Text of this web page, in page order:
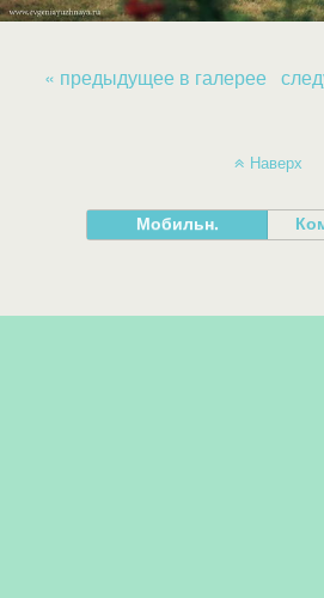
« предыдущее в галерее
Наверх
Мобильн.